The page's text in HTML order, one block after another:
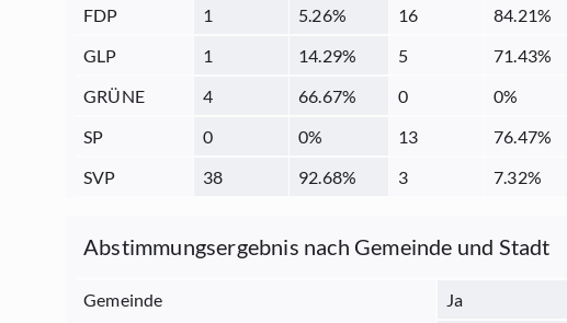
FDP
1 5.26% 16 84.21%
GLP
1 14.29% 5 71.43%
GRÜNE
4 66.67% 0 0%
SP
0 0% 13 76.47%
SVP
38 92.68% 3 7.32%
Abstimmungsergebnis nach Gemeinde und Stadt
Gemeinde Ja